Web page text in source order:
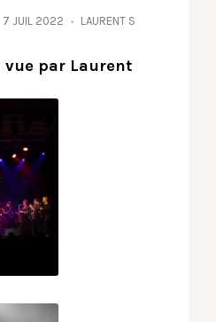
7 JUIL 2022 LAURENT S
vue par Laurent